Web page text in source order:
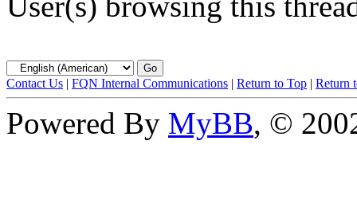
Contact Us | FQN Internal Communications | Return to Top | Return
Powered By MyBB, ©